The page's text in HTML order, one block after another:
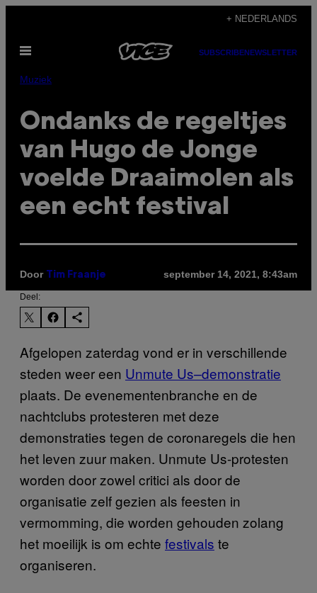
de
inhoud
+ NEDERLANDS
Open
SUBSCRIBENEWSLETTER
Muziek
Ondanks de regeltjes
van Hugo de Jonge
voelde Draaimolen als
een echt festival
Door Tim Fraanje september 14, 2021, 8:43am
Deel:
Afgelopen zaterdag vond er in verschillende
steden weer een Unmute Us–demonstratie
plaats. De evenementenbranche en de
nachtclubs protesteren met deze
demonstraties tegen de coronaregels die hen
het leven zuur maken. Unmute Us-protesten
worden door zowel critici als door de
organisatie zelf gezien als feesten in
vermomming, die worden gehouden zolang
het moeilijk is om echte festivals te
organiseren.